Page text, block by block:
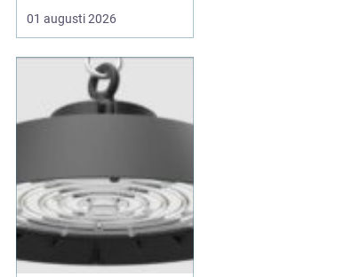
ingreppen som kan
göras i ett hus.
nödvändig åtgärd för att
undvika vattenskador,
fuktproblem och
bostadsrättsföreningar,
fastighetsäga...
01 augusti 2026